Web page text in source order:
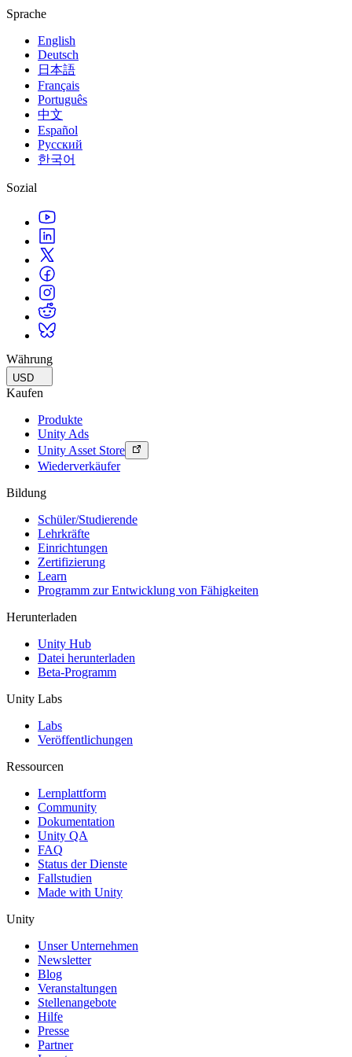
XR-Spiele
XR-Spiele plattformübergreifend starten
Multiplayer-Spiele
Vereinfachte Entwicklung von Multiplayer-Spielen
Sprache
English
Deutsch
日本語
Français
Português
中文
Español
Русский
한국어
Sozial
Währung
USD
Kaufen
Produkte
Unity Ads
Unity Asset Store
Wiederverkäufer
Bildung
Schüler/Studierende
Lehrkräfte
Einrichtungen
Zertifizierung
Learn
Programm zur Entwicklung von Fähigkeiten
Herunterladen
Unity Hub
Datei herunterladen
Beta-Programm
Unity Labs
Labs
Veröffentlichungen
Ressourcen
Lernplattform
Community
Dokumentation
Unity QA
FAQ
Status der Dienste
Fallstudien
Made with Unity
Unity
Unser Unternehmen
Newsletter
Blog
Veranstaltungen
Stellenangebote
Hilfe
Presse
Partner